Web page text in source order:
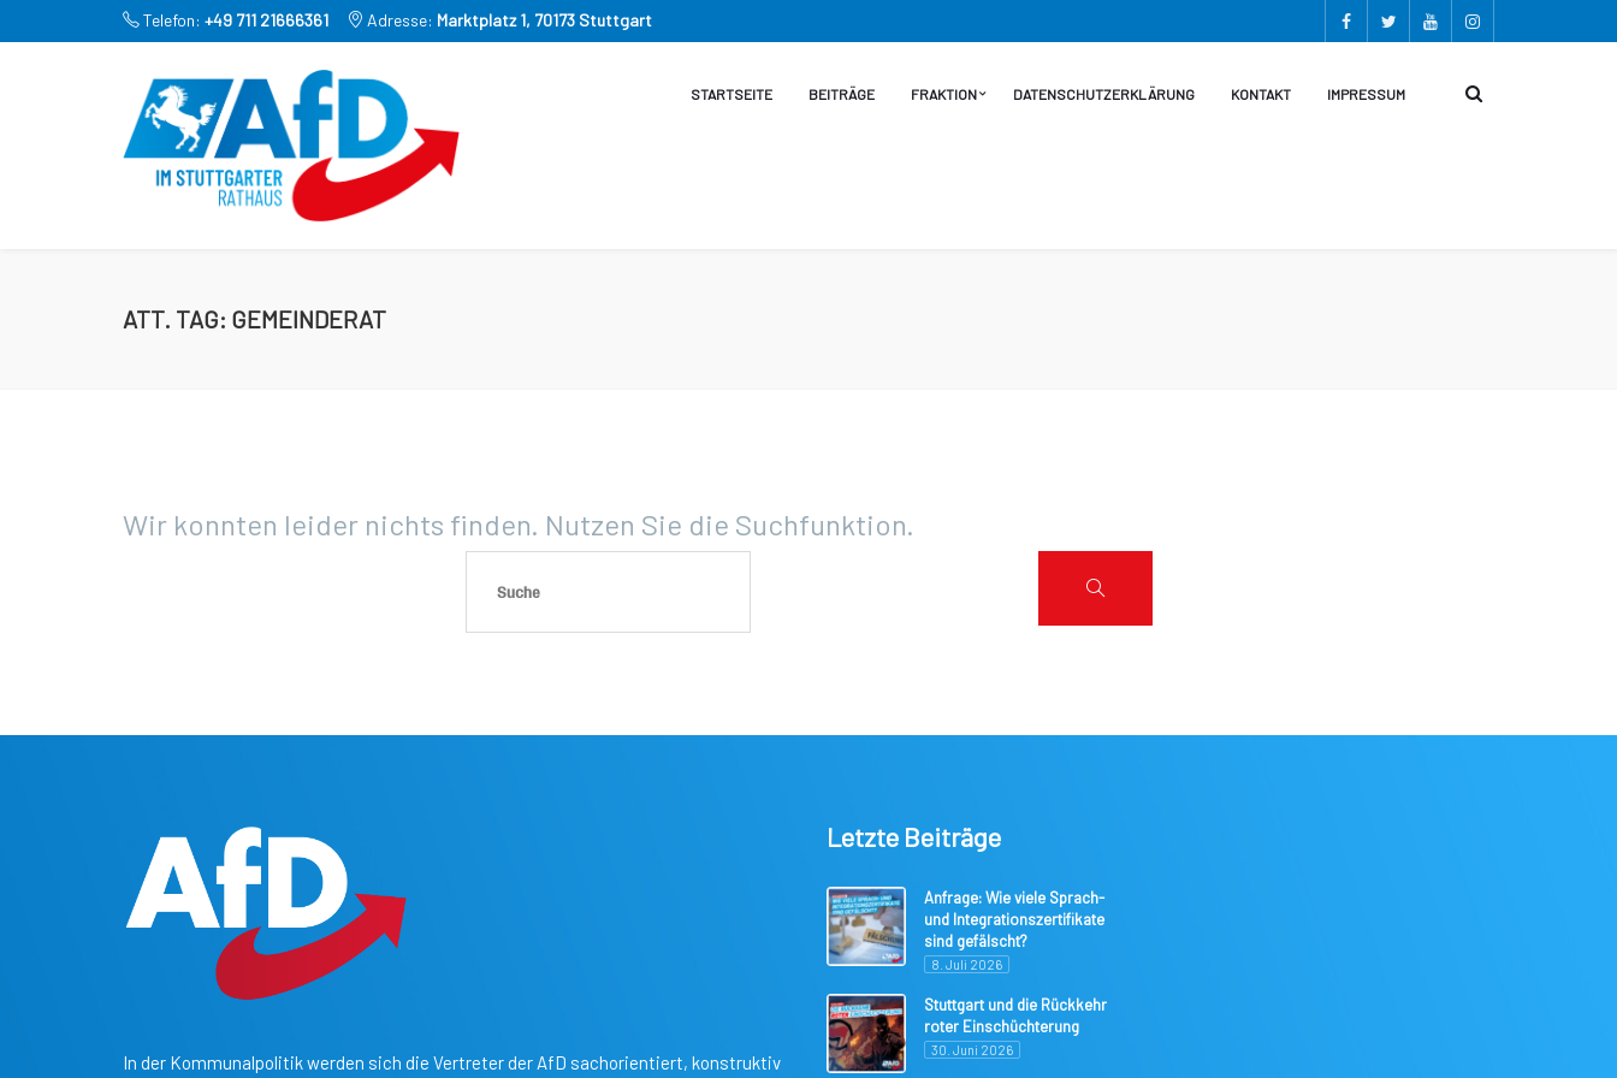
Telefon: +49 711 21666361 Adresse: Marktplatz 1, 70173 Stuttgart
STARTSEITE BEITRÄGE FRAKTION DATENSCHUTZERKLÄRUNG KONTAKT IMPRESSUM
ATT. TAG: GEMEINDERAT
Wir konnten leider nichts finden. Nutzen Sie die Suchfunktion.
In der Kommunalpolitik werden sich die Vertreter der AfD sachorientiert, konstruktiv
Letzte Beiträge
Anfrage: Wie viele Sprach-
und Integrationszertifikate
sind gefälscht?
8. Juli 2026
Stuttgart und die Rückkehr
roter Einschüchterung
30. Juni 2026